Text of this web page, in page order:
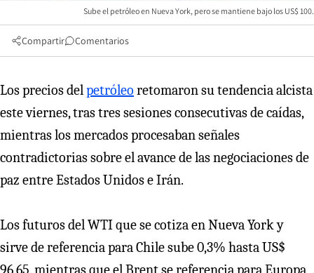
Sube el petróleo en Nueva York, pero se mantiene bajo los US$ 100.
Compartir Comentarios
Los precios delpetróleo retomaron su tendencia alcista
este viernes, tras tres sesiones consecutivas de caídas,
mientras los mercados procesaban señales
contradictorias sobre el avance de las negociaciones de
paz entre Estados Unidos e Irán.
Los futuros del WTI que se cotiza en Nueva York y
sirve de referencia para Chile sube 0,3% hasta US$
96,65, mientras que el Brent se referencia para Europa